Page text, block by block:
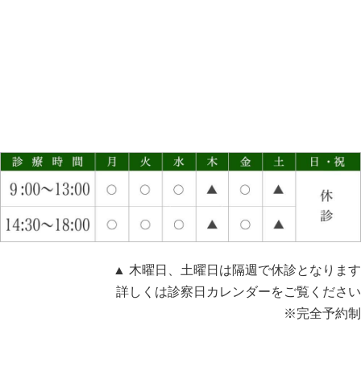
▲ 木曜日、土曜日は隔週で休診となります
詳しくは診察日カレンダーをご覧ください
※完全予約制